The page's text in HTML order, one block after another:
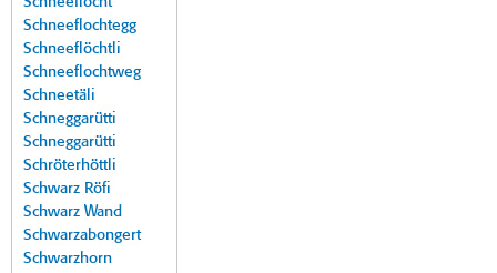
Schneeflochtegg
Schneeflöchtli
Schneeflochtweg
Schneetäli
Schneggarütti
Schneggarütti
Schröterhöttli
Schwarz Röfi
Schwarz Wand
Schwarzabongert
Schwarzhorn